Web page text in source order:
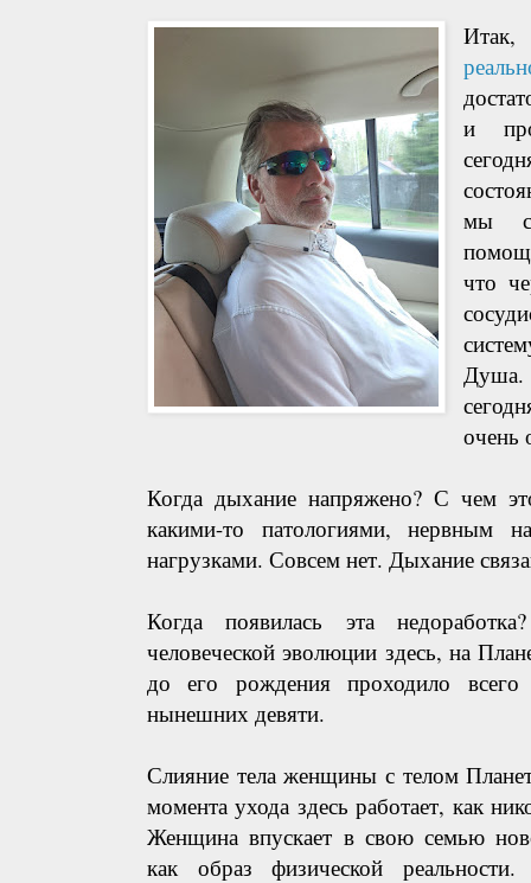
и
мы
что
очень
Когда дыхание напряжено? С чем
какими-то патологиями, нервным
нагрузками. Совсем нет. Дыхание
Когда появилась эта
человеческой эволюции здесь, на
до его рождения проходило
нынешних девяти.
Слияние тела женщины с телом
момента ухода здесь работает, как
Женщина впускает в свою семью
как образ физической